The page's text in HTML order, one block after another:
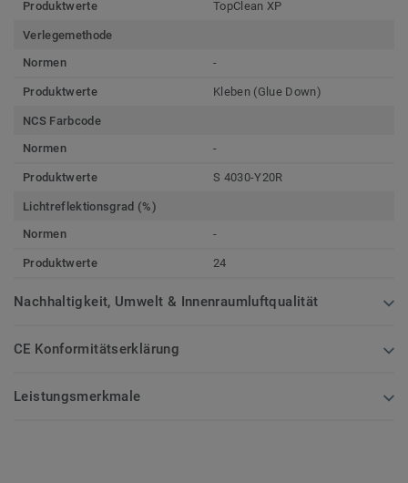
Produktwerte TopClean XP
Verlegemethode
Normen
-
Produktwerte Kleben (Glue Down)
NCS Farbcode
Normen
-
Produktwerte S 4030-Y20R
Lichtreflektionsgrad (%)
Normen
-
Produktwerte 24
Nachhaltigkeit, Umwelt & Innenraumluftqualität
CE Konformitätserklärung
Leistungsmerkmale